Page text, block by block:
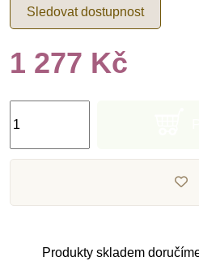
Sledovat dostupnost
1 277 Kč
Produkty skladem